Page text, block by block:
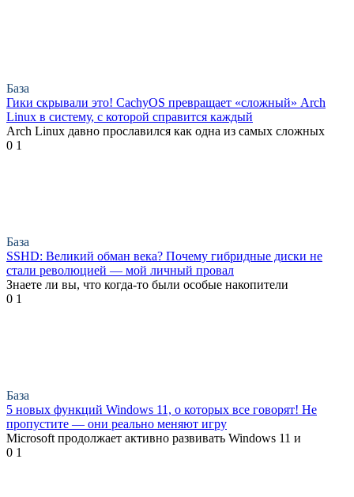
База
Гики скрывали это! CachyOS превращает «сложный» Arch
Linux в систему, с которой справится каждый
Arch Linux давно прославился как одна из самых сложных
0 1
База
SSHD: Великий обман века? Почему гибридные диски не
стали революцией — мой личный провал
Знаете ли вы, что когда-то были особые накопители
0 1
База
5 новых функций Windows 11, о которых все говорят! Не
пропустите — они реально меняют игру
Microsoft продолжает активно развивать Windows 11 и
0 1